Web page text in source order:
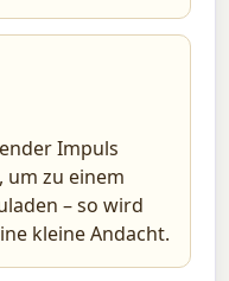
Impuls
um zu einem
– so wird
kleine Andacht.